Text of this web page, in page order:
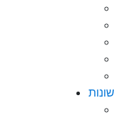
שונות